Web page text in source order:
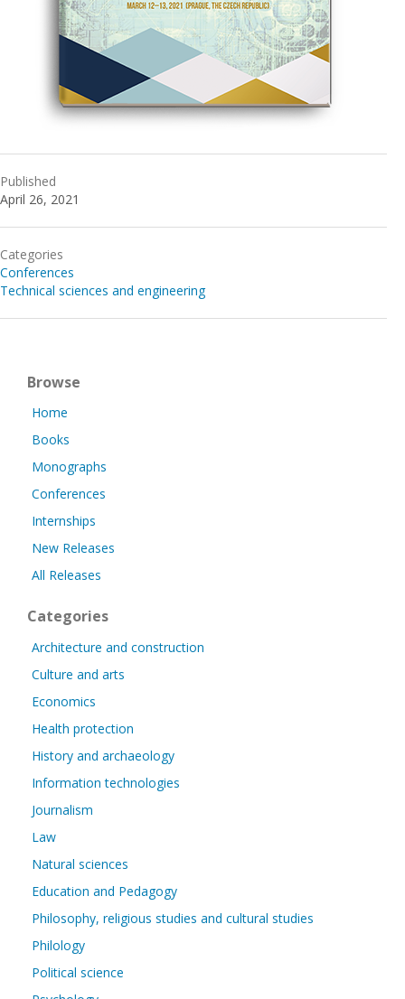
Published
April 26, 2021
Categories
Conferences
Technical sciences and engineering
Browse
Home
Books
Monographs
Conferences
Internships
New Releases
All Releases
Categories
Architecture and construction
Culture and arts
Economics
Health protection
History and archaeology
Information technologies
Journalism
Law
Natural sciences
Education and Pedagogy
Philosophy, religious studies and cultural studies
Philology
Political science